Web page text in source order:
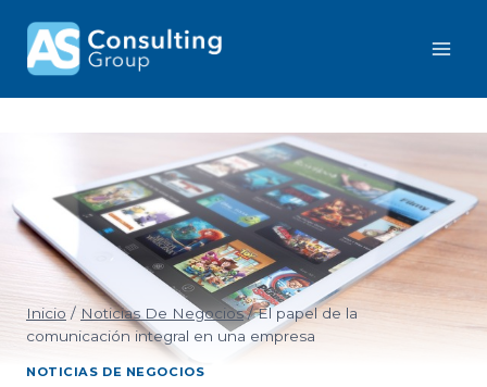
Inicio / Noticias De Negocios / El papel de la
comunicación integral en una empresa
NOTICIAS DE NEGOCIOS